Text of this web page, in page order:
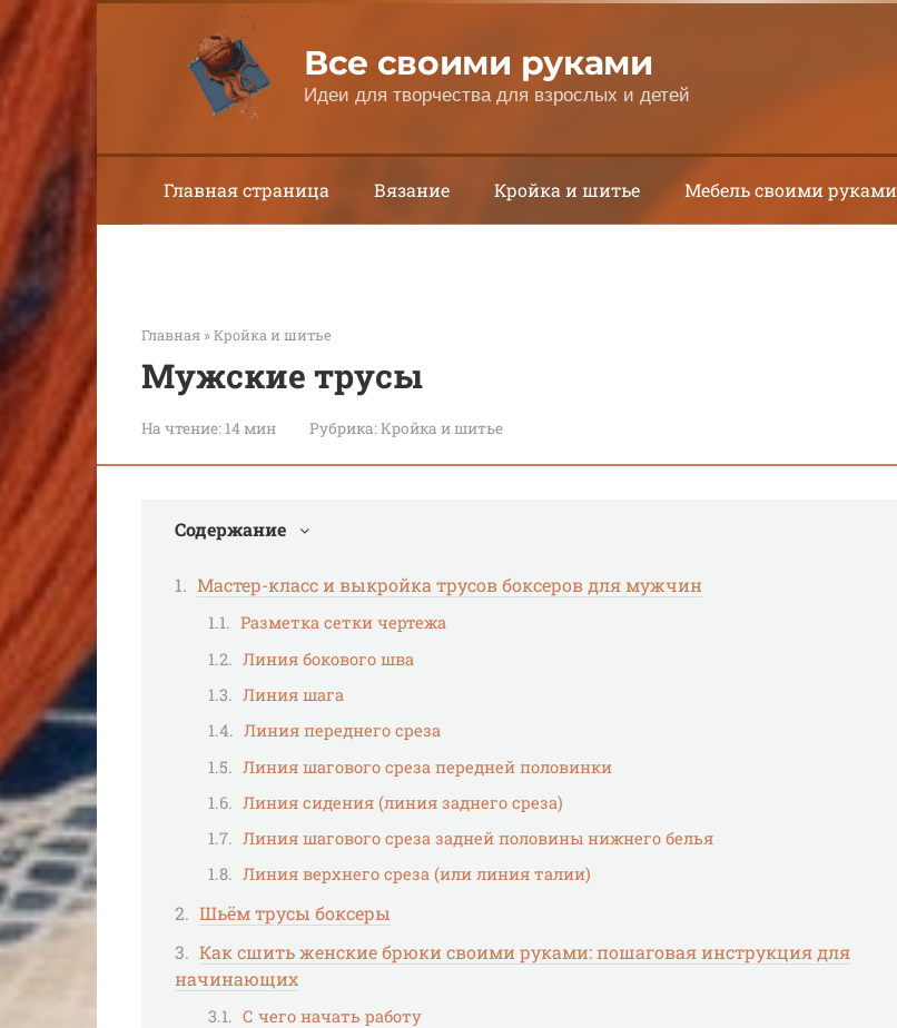
Перейти
к
контенту
Все своими руками
Идеи для творчества для взрослых и детей
Главная страница Вязание Кройка и шитье Мебель своими руками
Главная »Кройка и шитье
Мужские трусы
На чтение: 14 мин Рубрика:Кройка и шитье
Содержание
Мастер-класс и выкройка трусов боксеров для мужчин
Разметка сетки чертежа
Линия бокового шва
Линия шага
Линия переднего среза
Линия шагового среза передней половинки
Линия сидения (линия заднего среза)
Линия шагового среза задней половины нижнего белья
Линия верхнего среза (или линия талии)
Шьём трусы боксеры
Как сшить женские брюки своими руками: пошаговая инструкция для
начинающих
С чего начать работу